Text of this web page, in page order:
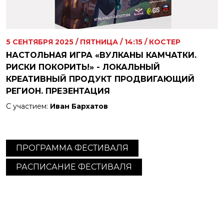
5 СЕНТЯБРЯ 2025 / ПЯТНИЦА / 14:15 / КОСТЕР
НАСТОЛЬНАЯ ИГРА «ВУЛКАНЫ КАМЧАТКИ.
РИСКИ ПОКОРИТЬ!» - ЛОКАЛЬНЫЙ
КРЕАТИВНЫЙ ПРОДУКТ ПРОДВИГАЮЩИЙ
РЕГИОН. ПРЕЗЕНТАЦИЯ
С участием: Иван Бархатов
ПРОГРАММА ФЕСТИВАЛЯ
РАСПИСАНИЕ ФЕСТИВАЛЯ